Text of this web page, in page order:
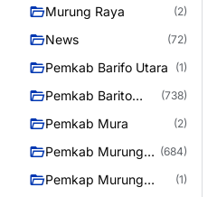
Murung Raya (2)
News (72)
Pemkab Barifo Utara (1)
Pemkab Barito
Utara
(738)
Pemkab Mura (2)
Pemkab Murung
Raya
(684)
Pemkap Murung
(1)